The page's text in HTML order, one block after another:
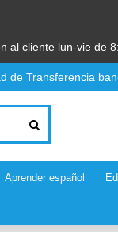
al cliente lun-vie de
de Transferencia
Aprender español